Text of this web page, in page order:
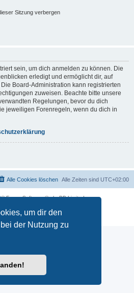
um dir den
der Nutzung zu
Sitzung verbergen
sein, um dich anmelden zu können. Die
erledigt und ermöglicht dir, auf
Board-Administration kann registrierten
zuweisen. Beachte bitte unsere
Regelungen, bevor du dich
jeweiligen Forenregeln, wenn du dich in
Alle Zeiten sind UTC+02:00
Alle Cookies löschen
® Forum Software © phpBB Limited
|Nutzungsbedingungen